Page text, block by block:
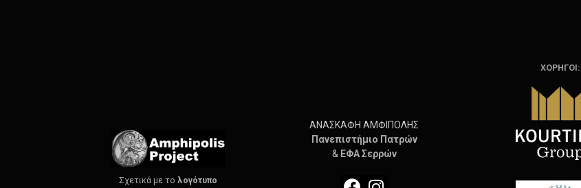
Σχετικά με το λογότυπο
ΑΝΑΣΚΑΦΗ ΑΜΦΙΠΟΛΗΣ
Πανεπιστήμιο Πατρών
& ΕΦΑ Σερρών
ΧΟΡΗΓΟΙ: